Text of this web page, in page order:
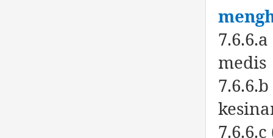
medis